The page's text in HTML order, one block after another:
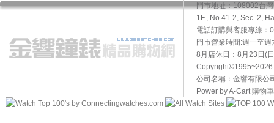
門市地址：108002台
1F., No.41-2, Sec. 2,
電話訂購與客服專線
門市營業時間:週一至
8月店休日：8月23日(
Copyright©1995~2026
公司名稱：金響有限公
Power by A-Cart 購物車